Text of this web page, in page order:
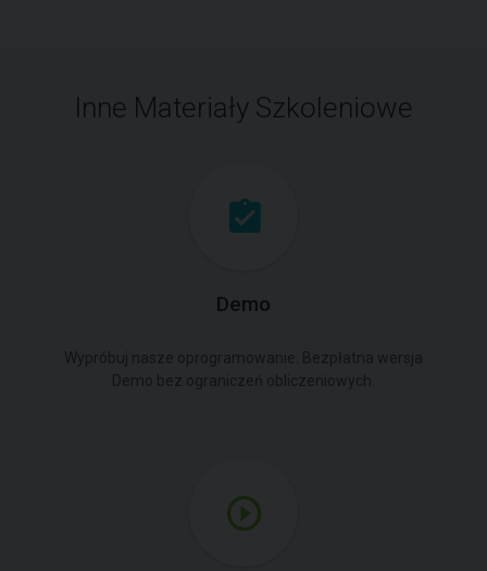
Inne Materiały Szkoleniowe
Demo